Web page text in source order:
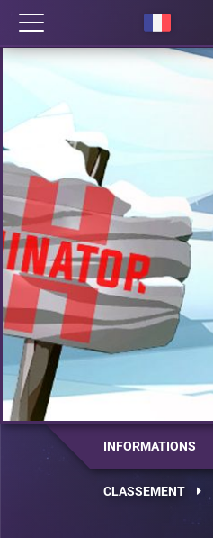
INFORMATIONS
CLASSEMENT